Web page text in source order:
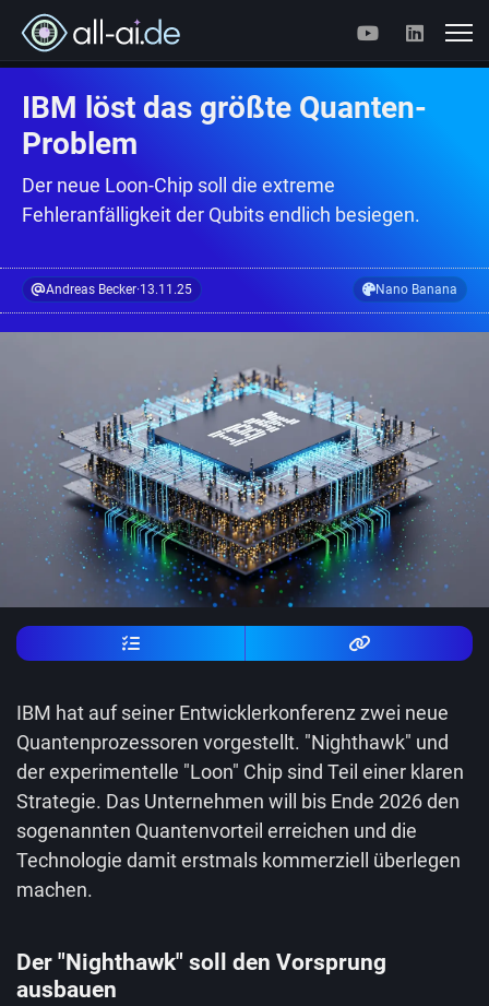
IBM löst das größte Quanten-
Problem
Der neue Loon-Chip soll die extreme
Fehleranfälligkeit der Qubits endlich besiegen.
Andreas Becker·13.11.25 Nano Banana
IBM hat auf seiner Entwicklerkonferenz zwei neue
Quantenprozessoren vorgestellt. "Nighthawk" und
der experimentelle "Loon" Chip sind Teil einer klaren
Strategie. Das Unternehmen will bis Ende 2026 den
sogenannten Quantenvorteil erreichen und die
Technologie damit erstmals kommerziell überlegen
machen.
Der "Nighthawk" soll den Vorsprung
ausbauen